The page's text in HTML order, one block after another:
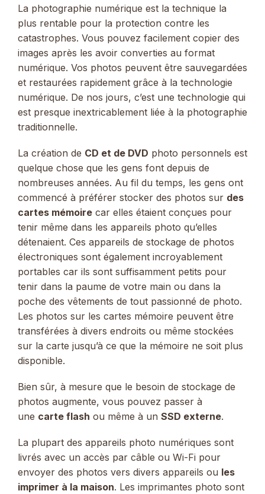
La photographie numérique est la technique la
plus rentable pour la protection contre les
catastrophes. Vous pouvez facilement copier des
images après les avoir converties au format
numérique. Vos photos peuvent être sauvegardées
et restaurées rapidement grâce à la technologie
numérique. De nos jours, c’est une technologie qui
est presque inextricablement liée à la photographie
traditionnelle.
La création de CD et de DVD photo personnels est
quelque chose que les gens font depuis de
nombreuses années. Au fil du temps, les gens ont
commencé à préférer stocker des photos sur des
cartes mémoire car elles étaient conçues pour
tenir même dans les appareils photo qu’elles
détenaient. Ces appareils de stockage de photos
électroniques sont également incroyablement
portables car ils sont suffisamment petits pour
tenir dans la paume de votre main ou dans la
poche des vêtements de tout passionné de photo.
Les photos sur les cartes mémoire peuvent être
transférées à divers endroits ou même stockées
sur la carte jusqu’à ce que la mémoire ne soit plus
disponible.
Bien sûr, à mesure que le besoin de stockage de
photos augmente, vous pouvez passer à
une carte flash ou même à un SSD externe.
La plupart des appareils photo numériques sont
livrés avec un accès par câble ou Wi-Fi pour
envoyer des photos vers divers appareils ou les
imprimer à la maison. Les imprimantes photo sont